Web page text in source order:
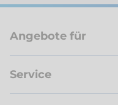
Angebote für
Service